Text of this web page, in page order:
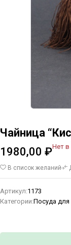
Чайница
1980,00 ₽Нет в
В список желаний
Артикул:1173
Категории:Посуда для